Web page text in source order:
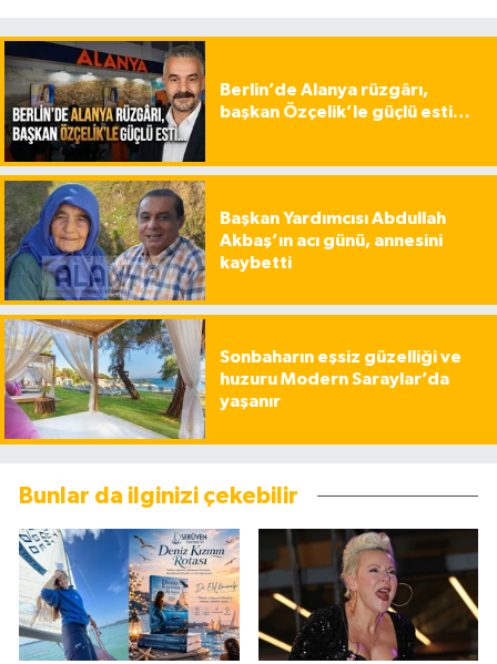
Berlin’de Alanya rüzgârı,
başkan Özçelik’le güçlü esti…
Başkan Yardımcısı Abdullah
Akbaş’ın acı günü, annesini
kaybetti
Sonbaharın eşsiz güzelliği ve
huzuru Modern Saraylar’da
yaşanır
Bunlar da ilginizi çekebilir